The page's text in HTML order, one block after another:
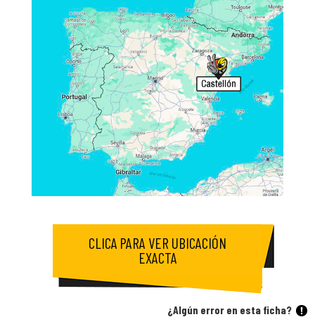
CLICA PARA VER UBICACIÓN
EXACTA
¿Algún error en esta ficha?